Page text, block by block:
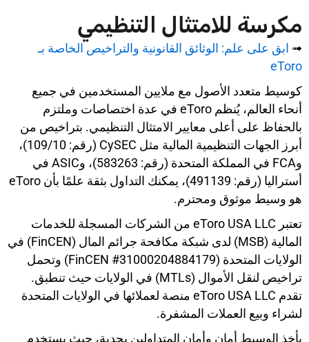
مكرسة للامتثال التنظيمي
➟ ابق على علم: الوثائق القانونية والتراخيص الخاصة بـ
eToro
كوسيط متعدد الأصول مع ملايين المستخدمين في جميع
أنحاء العالم، يُنظم eToro في عدة اختصاصات وملتزم
بالحفاظ على أعلى معايير الامتثال التنظيمي. بتراخيص من
أبرز الجهات التنظيمية المالية مثل CySEC (رقم: 109/10)،
وFCA في المملكة المتحدة (رقم: 583263)، وASIC في
أستراليا (رقم: 491139)، يمكنك التداول بثقة علمًا بأن eToro
هو وسيط موثوق ومحترم.
تعتبر eToro USA LLC من الشركات المسجلة للخدمات
المالية (MSB) لدى شبكة مكافحة جرائم المال (FinCEN) في
الولايات المتحدة (FinCEN #31000204884179) وتحمل
تراخيص لنقل الأموال (MTLs) في الولايات حيث تنطبق.
تقدم eToro USA LLC منصة لعملائها في الولايات المتحدة
لشراء وبيع العملات المشفرة.
يأخذ الوسيط أمان وأمان المتداولين بجدية، حيث يستخدم